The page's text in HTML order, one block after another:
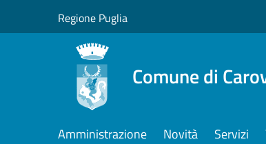
Regione Puglia
Comune di
Amministrazione Novità Servizi